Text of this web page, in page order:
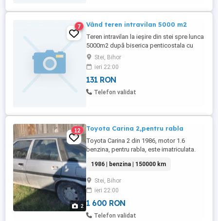
7 Vând teren intravilan 5000 m2
Teren intravilan la ieșire din stei spre lunca
5000m2 după biserica penticostala cu
toate utilitățile, apa, curent, canal.
Stei, Bihor
ieri 22:00
131 RON
Telefon validat
2
12 Toyota Carina 2,pentru rabla
Toyota Carina 2 din 1986, motor 1.6
benzina, pentru rabla, este imatriculata.
1986 | benzina | 150000 km
Stei, Bihor
ieri 22:00
1 600 RON
Telefon validat